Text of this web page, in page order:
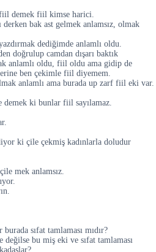
demek fiil kimse harici.
bak ast gelmek anlamsız, olmak
dediğimde anlamlı oldu.
doğrulup camdan dışarı baktık
anlamlı oldu, fiil oldu ama gidip de
ben çekimle fiil diyemem.
anlamlı ama burada up zarf fiil eki var.
ki bunlar fiil sayılamaz.
ki çile çekmiş kadınlarla doludur
mek anlamsız.
sıfat tamlaması mıdır?
bu miş eki ve sıfat tamlaması